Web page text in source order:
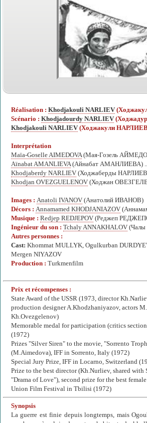
Réalisation : Khodjakouli NARLIEV
Scénario : Khodjadourdy NARLIEV
Khodjakouli NARLIEV (Ходжакули
Interprétation
Maïa-Goselle AIMEDOVA (Мая-Гозель
Aïnabat AMANLIEVA (Айнабат АМАНЛИЕВА)
Khodjaberdy NARLIEV (Ходжаберды
Khodjan OVEZGUELENOV (Ходжан
Images : Anatoli IVANOV (Анатолий ИВАНОВ)
Décors : Annamamed KHODJANIAZOV
Musique : Redjep REDJEPOV (Реджеп
Ingénieur du son : Tchaly ANNAKHALOV
Autres personnes :
Cast: Khommat MULLYK, Ogulkurban
Mergen NIYAZOV
Production : Turkmenfilm
Prix et récompenses :
State Award of the USSR (1973, director
production designer A.Khodzhaniyazov, actors
Kh.Ovezgelenov)
Memorable medal for participation (critics
(1972)
Prizes "Silver Siren" to the movie, "Sorrento
(M.Aimedova), IFF in Sorrento, Italy (1972)
Special Jury Prize, IFF in Locarno, Switzerland
Prize to the best director (Kh.Nurliev, shared
"Drama of Love"), second prize for the best
Union Film Festival in Tbilisi (1972)
Synopsis
La guerre est finie depuis longtemps, mais